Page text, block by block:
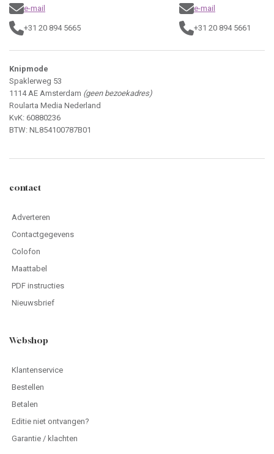
e-mail
+31 20 894 5665
e-mail
+31 20 894 5661
Knipmode
Spaklerweg 53
1114 AE Amsterdam (geen bezoekadres)
Roularta Media Nederland
KvK: 60880236
BTW: NL854100787B01
contact
Adverteren
Contactgegevens
Colofon
Maattabel
PDF instructies
Nieuwsbrief
Webshop
Klantenservice
Bestellen
Betalen
Editie niet ontvangen?
Garantie / klachten